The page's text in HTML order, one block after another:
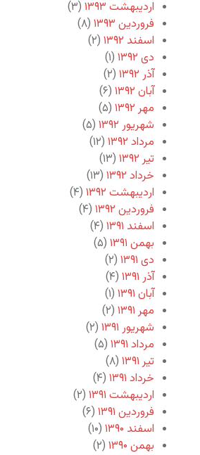
اردیبهشت ۱۳۹۳
(۳)
فروردین ۱۳۹۳
(۸)
اسفند ۱۳۹۲
(۲)
دی ۱۳۹۲
(۱)
آذر ۱۳۹۲
(۲)
آبان ۱۳۹۲
(۶)
مهر ۱۳۹۲
(۵)
شهریور ۱۳۹۲
(۵)
مرداد ۱۳۹۲
(۱۲)
تیر ۱۳۹۲
(۱۳)
خرداد ۱۳۹۲
(۱۳)
اردیبهشت ۱۳۹۲
(۴)
فروردین ۱۳۹۲
(۴)
اسفند ۱۳۹۱
(۴)
بهمن ۱۳۹۱
(۵)
دی ۱۳۹۱
(۲)
آذر ۱۳۹۱
(۴)
آبان ۱۳۹۱
(۱)
مهر ۱۳۹۱
(۲)
شهریور ۱۳۹۱
(۲)
مرداد ۱۳۹۱
(۵)
تیر ۱۳۹۱
(۸)
خرداد ۱۳۹۱
(۴)
اردیبهشت ۱۳۹۱
(۲)
فروردین ۱۳۹۱
(۶)
اسفند ۱۳۹۰
(۱۰)
بهمن ۱۳۹۰
(۲)